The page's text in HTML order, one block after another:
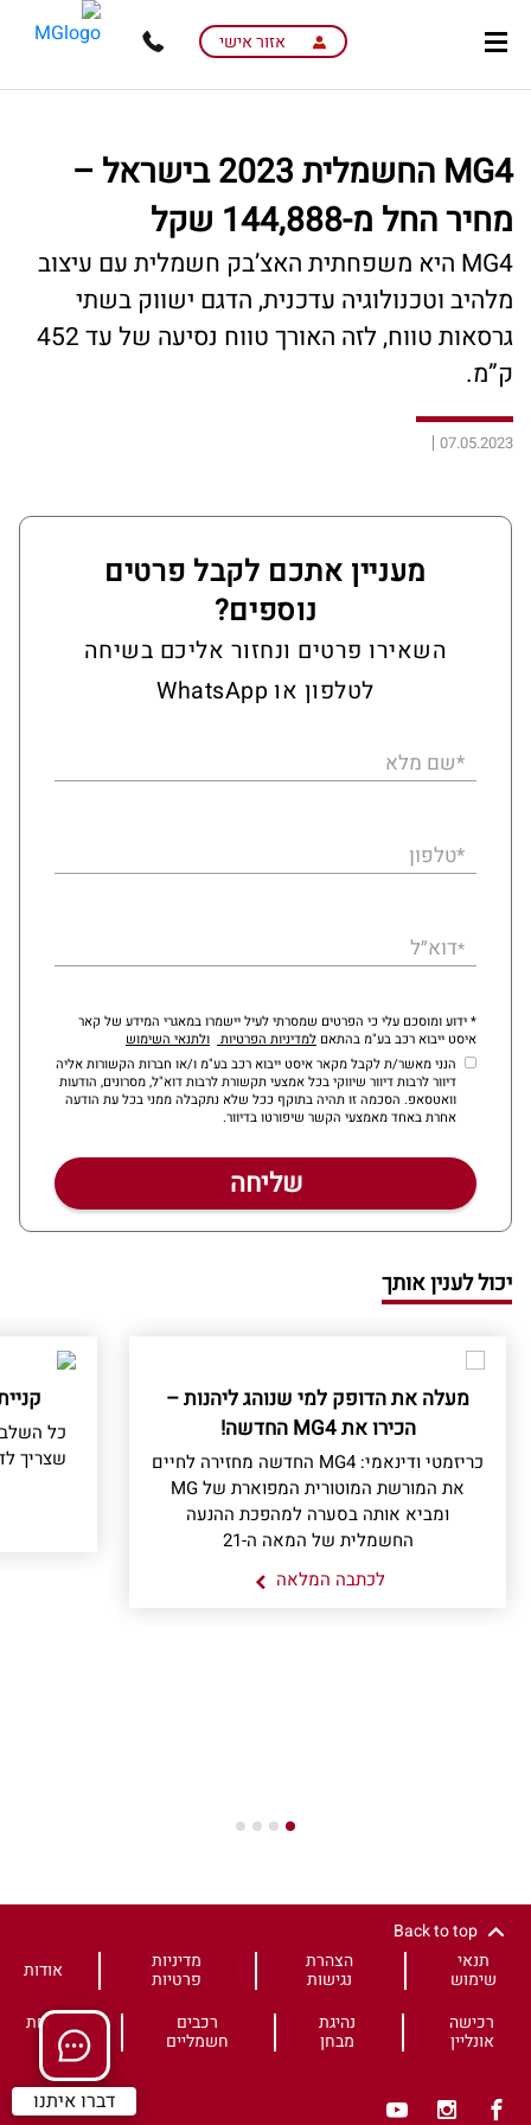
content
menu
אזור אישי
MG4 החשמלית 2023 בישראל –
מחיר החל מ-144,888 שקל
MG4 היא משפחתית האצ’בק חשמלית עם עיצוב
מלהיב וטכנולוגיה עדכנית, הדגם ישווק בשתי
גרסאות טווח, לזה האורך טווח נסיעה של עד 452
ק”מ.
07.05.2023
מעניין אתכם לקבל פרטים
נוספים?
השאירו פרטים ונחזור אליכם בשיחה
לטלפון או WhatsApp
*שם מלא
*טלפון
*דוא״ל
* ידוע ומוסכם עלי כי הפרטים שמסרתי לעיל יישמרו במאגרי המידע של קאר
איסט ייבוא רכב בע"מ בהתאםלמדיניות הפרטיות ולתנאי השימוש
הנני מאשר/ת לקבל מקאר איסט ייבוא רכב בע"מ ו/או חברות הקשורות אליה
דיוור לרבות דיוור שיווקי בכל אמצעי תקשורת לרבות דוא"ל, מסרונים, הודעות
וואטסאפ. הסכמה זו תהיה בתוקף ככל שלא נתקבלה ממני בכל עת הודעה
אחרת באחד מאמצעי הקשר שיפורטו בדיוור.
יכול לענין אותך
מעלה את הדופק למי שנוהג ליהנות –
הכירו את MG4 החדשה!
כריזמטי ודינאמי: MG4 החדשה מחזירה לחיים
את המורשת המוטורית המפוארת של MG
ומביא אותה בסערה למהפכת ההנעה
החשמלית של המאה ה-21
לכתבה המלאה
כל
שצריך
1
2
3
4
Back to top
תנאי
שימוש
הצהרת
נגישות
מדיניות
פרטיות אודות
רכישה
אונליין
נהיגת
מבחן
רכבים
חשמליים
משפחת
HS
דברו איתנו